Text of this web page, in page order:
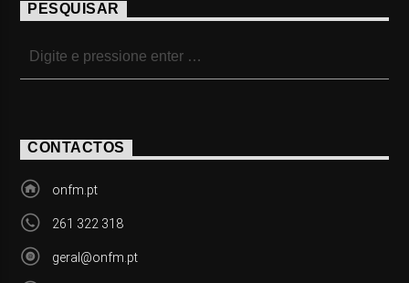
PESQUISAR
CONTACTOS
onfm.pt
261 322 318
geral@onfm.pt